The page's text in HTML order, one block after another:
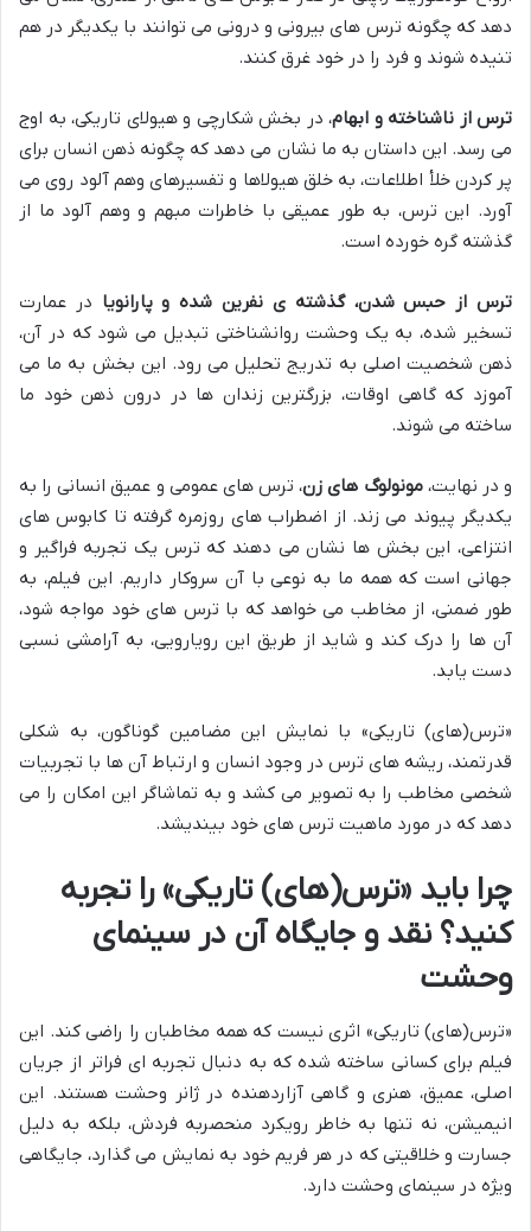
دهد که چگونه ترس های بیرونی و درونی می توانند با یکدیگر در هم
تنیده شوند و فرد را در خود غرق کنند.
ترس از ناشناخته و ابهام، در بخش شکارچی و هیولای تاریکی، به اوج
می رسد. این داستان به ما نشان می دهد که چگونه ذهن انسان برای
پر کردن خلأ اطلاعات، به خلق هیولاها و تفسیرهای وهم آلود روی می
آورد. این ترس، به طور عمیقی با خاطرات مبهم و وهم آلود ما از
گذشته گره خورده است.
ترس از حبس شدن، گذشته ی نفرین شده و پارانویا در عمارت
تسخیر شده، به یک وحشت روانشناختی تبدیل می شود که در آن،
ذهن شخصیت اصلی به تدریج تحلیل می رود. این بخش به ما می
آموزد که گاهی اوقات، بزرگترین زندان ها در درون ذهن خود ما
ساخته می شوند.
و در نهایت،مونولوگ های زن، ترس های عمومی و عمیق انسانی را به
یکدیگر پیوند می زند. از اضطراب های روزمره گرفته تا کابوس های
انتزاعی، این بخش ها نشان می دهند که ترس یک تجربه فراگیر و
جهانی است که همه ما به نوعی با آن سروکار داریم. این فیلم، به
طور ضمنی، از مخاطب می خواهد که با ترس های خود مواجه شود،
آن ها را درک کند و شاید از طریق این رویارویی، به آرامشی نسبی
دست یابد.
«ترس(های) تاریکی» با نمایش این مضامین گوناگون، به شکلی
قدرتمند، ریشه های ترس در وجود انسان و ارتباط آن ها با تجربیات
شخصی مخاطب را به تصویر می کشد و به تماشاگر این امکان را می
دهد که در مورد ماهیت ترس های خود بیندیشد.
چرا باید «ترس(های) تاریکی» را تجربه
کنید؟ نقد و جایگاه آن در سینمای
وحشت
«ترس(های) تاریکی» اثری نیست که همه مخاطبان را راضی کند. این
فیلم برای کسانی ساخته شده که به دنبال تجربه ای فراتر از جریان
اصلی، عمیق، هنری و گاهی آزاردهنده در ژانر وحشت هستند. این
انیمیشن، نه تنها به خاطر رویکرد منحصربه فردش، بلکه به دلیل
جسارت و خلاقیتی که در هر فریم خود به نمایش می گذارد، جایگاهی
ویژه در سینمای وحشت دارد.